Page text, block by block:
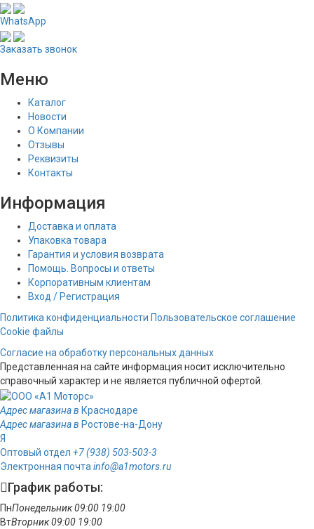
WhatsApp
Заказать звонок
Меню
Каталог
Новости
О Компании
Отзывы
Реквизиты
Контакты
Информация
Доставка и оплата
Упаковка товара
Гарантия и условия возврата
Помощь. Вопросы и ответы
Корпоративным клиентам
Вход / Регистрация
Политика конфиденциальности Пользовательское соглашение
Cookie файлы
Согласие на обработку персональных данных
Представленная на сайте информация носит исключительно
справочный характер и не является публичной офертой.
Адрес магазина в Краснодаре
Адрес магазина в Ростове-на-Дону
Я
Оптовый отдел +7 (938) 503-503-3
Электронная почта info@a1motors.ru
График работы:
ПнПонедельник09:00 19:00
ВтВторник09:00 19:00